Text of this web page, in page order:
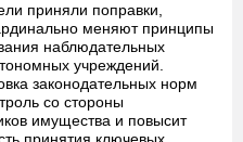
приняли поправки,
меняют принципы
наблюдательных
учреждений.
законодательных норм
со стороны
имущества и повысит